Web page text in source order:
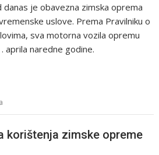
je obavezna zimska oprema
uslove. Prema Pravilniku o
sva motorna vozila opremu
aprila naredne godine.
korištenja zimske opreme